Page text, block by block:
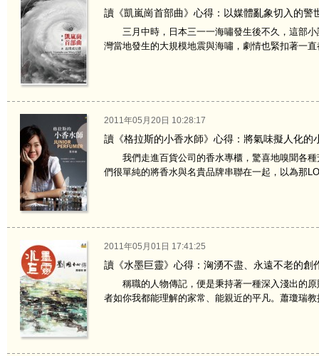
讀《凱嵐崗首部曲》心得：以媒體亂象切入的警
三月中時，日本三一一海嘯發生後不久，這部小
灣當地發生的大規模地震與海嘯，劇情也緊扣著一
2011年05月20日 10:28:17
讀《格拉斯的小香水師》心得：將氣味擬人化的
我們走進百貨公司的香水專櫃，驚喜地嗅聞各種
們很單純的將香水與名貴品牌串聯在一起，以為那
2011年05月01日 17:41:25
讀《水墨巨靈》心得：洶湧不盡、永遠不老的創
稱職的人物傳記，便是秉持著一種深入淺出的原
者如你我都能理解的家常、能親近的平凡。蕭瓊瑞